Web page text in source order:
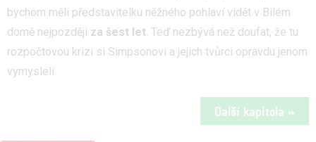
bychom měli představitelku něžného pohlaví vidět v Bílém
domě nejpozději za šest let. Teď nezbývá než doufat, že tu
rozpočtovou krizi si Simpsonovi a jejich tvůrci opravdu jenom
vymysleli.
Další kapitola »